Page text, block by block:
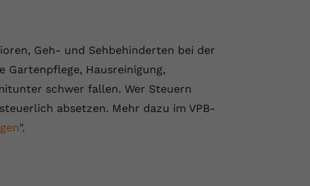
Geh- und Sehbehinderten bei der
Gartenpflege, Hausreinigung,
schwer fallen. Wer Steuern
absetzen. Mehr dazu im VPB-
".